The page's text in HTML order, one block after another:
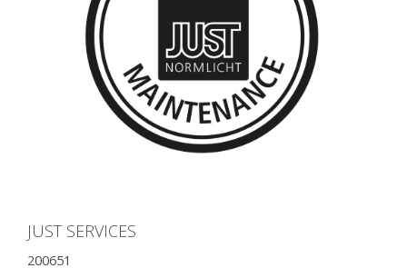
JUST SERVICES
200651